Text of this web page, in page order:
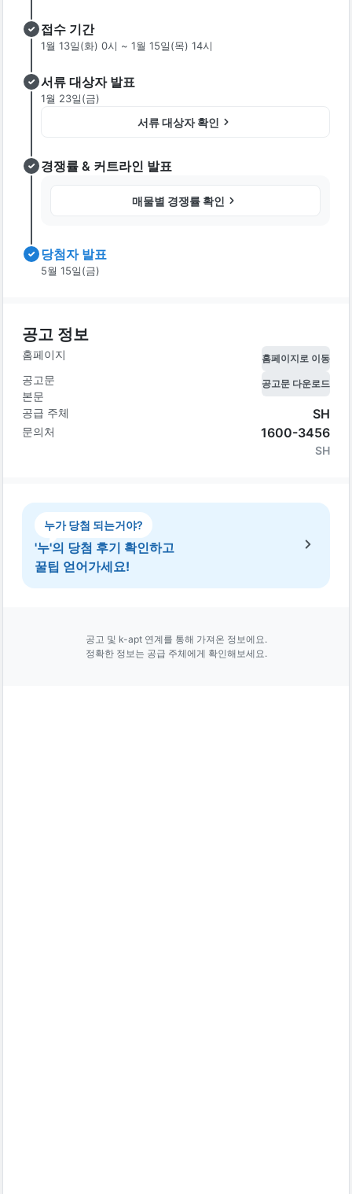
접수 기간
1월 13일(화) 0시 ~ 1월 15일(목) 14시
서류 대상자 발표
1월 23일(금)
서류 대상자 확인
경쟁률 & 커트라인 발표
매물별 경쟁률 확인
당첨자 발표
5월 15일(금)
공고 정보
홈페이지 홈페이지로 이동
공고문
본문
공고문 다운로드
공급 주체 SH
문의처 1600-3456
SH
누가 당첨 되는거야?
'누'의 당첨 후기 확인하고
꿀팁 얻어가세요!
공고 및 k-apt 연계를 통해 가져온 정보에요.
정확한 정보는 공급 주체에게 확인해보세요.